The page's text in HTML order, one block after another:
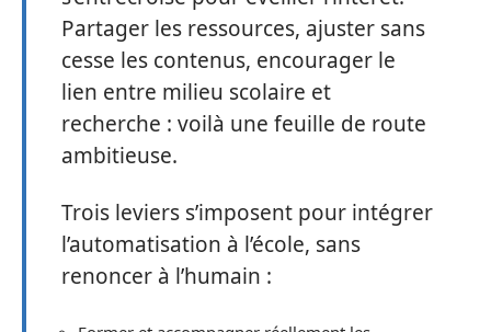
Partager les ressources, ajuster sans
cesse les contenus, encourager le
lien entre milieu scolaire et
recherche : voilà une feuille de route
ambitieuse.
Trois leviers s’imposent pour intégrer
l’automatisation à l’école, sans
renoncer à l’humain :